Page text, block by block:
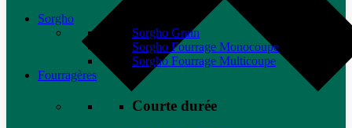
Sorgho
Sorgho Grain
Sorgho Fourrage Monocoupe
Sorgho Fourrage Multicoupe
Fourragères
Courte durée